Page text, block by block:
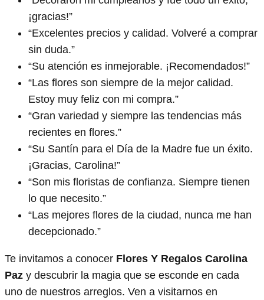
¡gracias!”
“Excelentes precios y calidad. Volveré a comprar
sin duda.”
“Su atención es inmejorable. ¡Recomendados!”
“Las flores son siempre de la mejor calidad.
Estoy muy feliz con mi compra.”
“Gran variedad y siempre las tendencias más
recientes en flores.”
“Su Santín para el Día de la Madre fue un éxito.
¡Gracias, Carolina!”
“Son mis floristas de confianza. Siempre tienen
lo que necesito.”
“Las mejores flores de la ciudad, nunca me han
decepcionado.”
Te invitamos a conocer Flores Y Regalos Carolina
Paz y descubrir la magia que se esconde en cada
uno de nuestros arreglos. Ven a visitarnos en